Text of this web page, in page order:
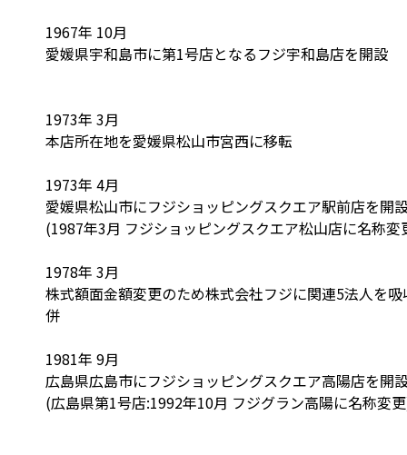
1967年 10月
愛媛県宇和島市に第1号店となるフジ宇和島店を開設
1973年 3月
本店所在地を愛媛県松山市宮西に移転
1973年 4月
愛媛県松山市にフジショッピングスクエア駅前店を開
(1987年3月 フジショッピングスクエア松山店に名称変
1978年 3月
株式額面金額変更のため株式会社フジに関連5法人を吸
併
1981年 9月
広島県広島市にフジショッピングスクエア高陽店を開
(広島県第1号店:1992年10月 フジグラン高陽に名称変